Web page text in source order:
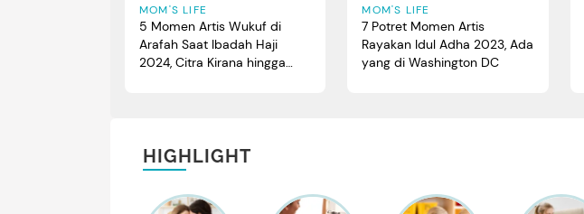
MOM'S LIFE
5 Momen Artis Wukuf di
Arafah Saat Ibadah Haji
2024, Citra Kirana hingga
MOM'S LIFE
7 Potret Momen Artis
Rayakan Idul Adha 2023, Ada
yang di Washington DC
HIGHLIGHT